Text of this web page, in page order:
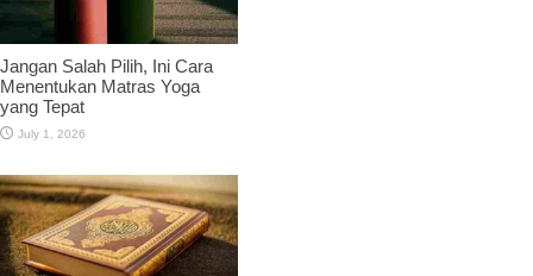
Jangan Salah Pilih, Ini Cara
Menentukan Matras Yoga
yang Tepat
July 1, 2026